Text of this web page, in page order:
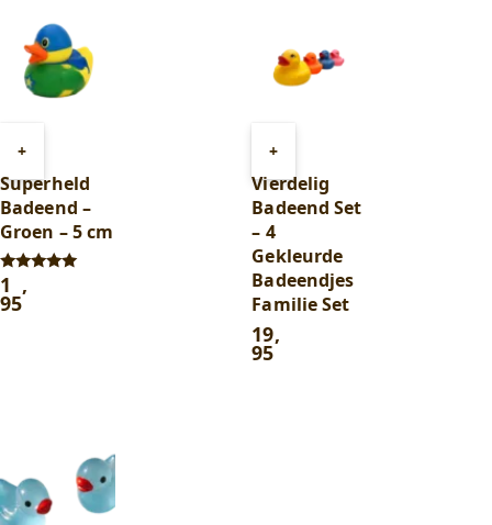
+
aan
winkelwagen
Superheld
Badeend –
Groen – 5 cm
Gewaardeerd
5.00
uit 5
1 ,
95
+
aan
winkelwagen
Vierdelig
Badeend Set
– 4
Gekleurde
Badeendjes
Familie Set
19,
95